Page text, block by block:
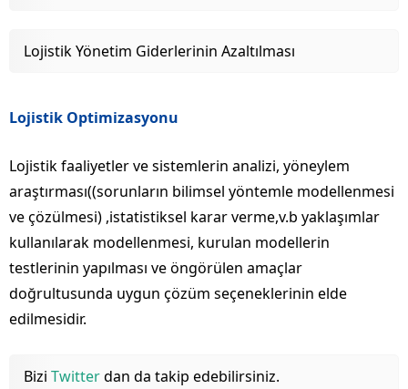
Lojistik Yönetim Giderlerinin Azaltılması
Lojistik Optimizasyonu
Lojistik faaliyetler ve sistemlerin analizi, yöneylem
araştırması((sorunların bilimsel yöntemle modellenmesi
ve çözülmesi) ,istatistiksel karar verme,v.b yaklaşımlar
kullanılarak modellenmesi, kurulan modellerin
testlerinin yapılması ve öngörülen amaçlar
doğrultusunda uygun çözüm seçeneklerinin elde
edilmesidir.
Bizi Twitterdan da takip edebilirsiniz.